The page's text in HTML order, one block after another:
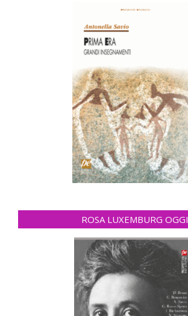
ROSA LUXEMBURG OGGI